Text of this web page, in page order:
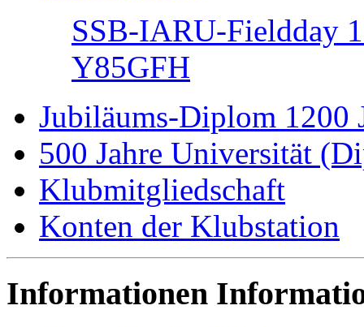
SSB-IARU-Fieldday
Y85GFH
Jubiläums-Diplom 1200
500 Jahre Universität
Klubmitgliedschaft
Konten der Klubstation
Informationen